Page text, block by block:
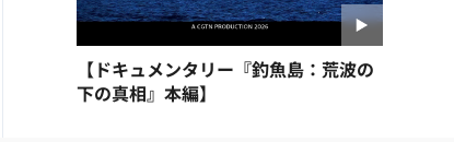
【ドキュメンタリー『釣魚島：荒波の
下の真相』本編】